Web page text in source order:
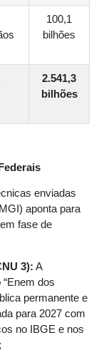
100,1
bilhões
2.541,3
bilhões
enviadas
aponta para
fase de
3): A
dos
permanente e
para 2027 com
no IBGE e nos